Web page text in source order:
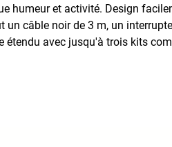
et activité. Design
câble noir de 3 m, un
avec jusqu'à trois kits